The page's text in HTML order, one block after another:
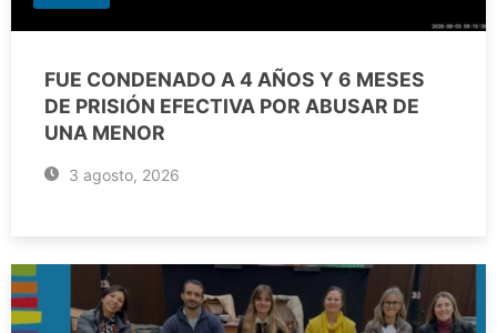
FUE CONDENADO A 4 AÑOS Y 6 MESES
DE PRISIÓN EFECTIVA POR ABUSAR DE
UNA MENOR
3 agosto, 2026